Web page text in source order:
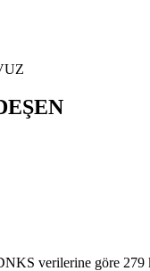
verilerine göre 279